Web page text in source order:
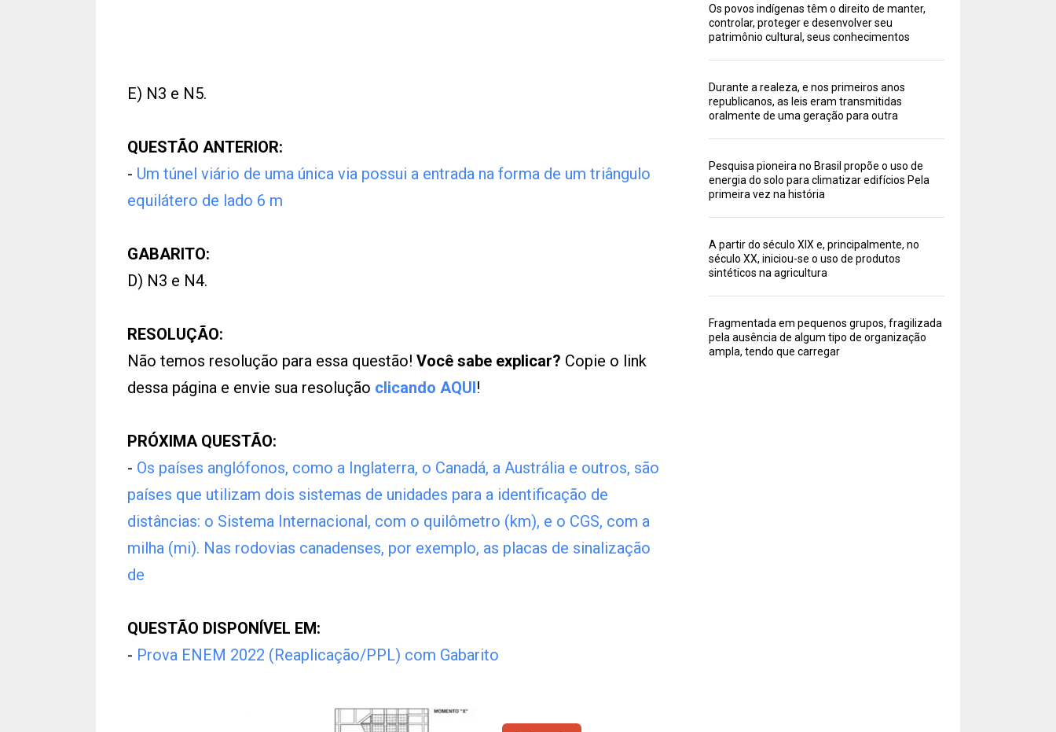
E) N3 e N5.
QUESTÃO ANTERIOR:
- Um túnel viário de uma única via possui a entrada na forma de um triângulo
equilátero de lado 6 m
GABARITO:
D) N3 e N4.
RESOLUÇÃO:
Não temos resolução para essa questão! Você sabe explicar? Copie o link
dessa página e envie sua resolução clicando AQUI!
PRÓXIMA QUESTÃO:
- Os países anglófonos, como a Inglaterra, o Canadá, a Austrália e outros, são
países que utilizam dois sistemas de unidades para a identificação de
distâncias: o Sistema Internacional, com o quilômetro (km), e o CGS, com a
milha (mi). Nas rodovias canadenses, por exemplo, as placas de sinalização
de
QUESTÃO DISPONÍVEL EM:
- Prova ENEM 2022 (Reaplicação/PPL) com Gabarito
Os povos indígenas têm o direito de manter,
controlar, proteger e desenvolver seu
patrimônio cultural, seus conhecimentos
Durante a realeza, e nos primeiros anos
republicanos, as leis eram transmitidas
oralmente de uma geração para outra
Pesquisa pioneira no Brasil propõe o uso de
energia do solo para climatizar edifícios Pela
primeira vez na história
A partir do século XIX e, principalmente, no
século XX, iniciou-se o uso de produtos
sintéticos na agricultura
Fragmentada em pequenos grupos, fragilizada
pela ausência de algum tipo de organização
ampla, tendo que carregar